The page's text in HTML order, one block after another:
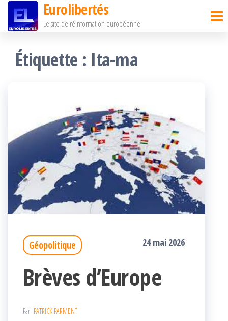
Passer
contenu
Eurolibertés
Le site de réinformation européenne
Étiquette : Ita-ma
Géopolitique 24 mai 2026
Brèves d’Europe
Par PATRICK PARMENT